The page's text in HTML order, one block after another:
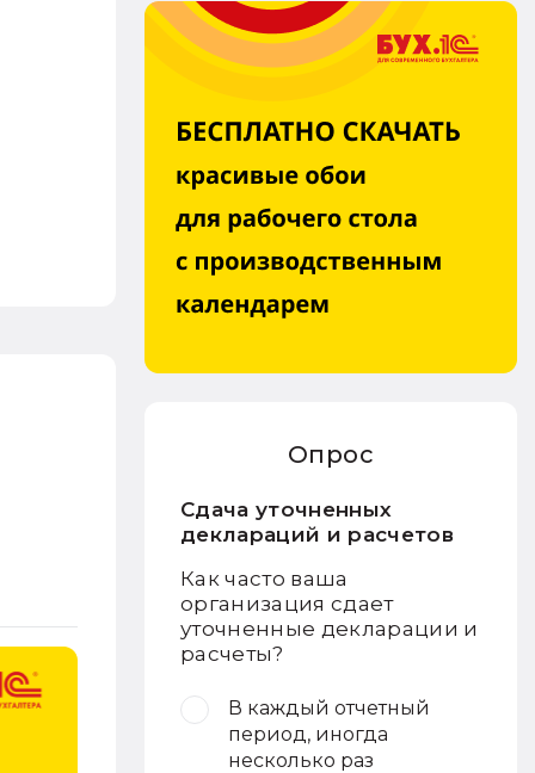
Опрос
Сдача уточненных
деклараций и расчетов
Как часто ваша
организация сдает
уточненные декларации и
расчеты?
В каждый отчетный
период, иногда
несколько раз